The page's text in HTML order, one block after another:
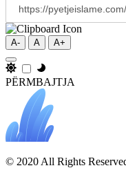
A- A A+
PËRMBAJTJA
© 2020 All Rights